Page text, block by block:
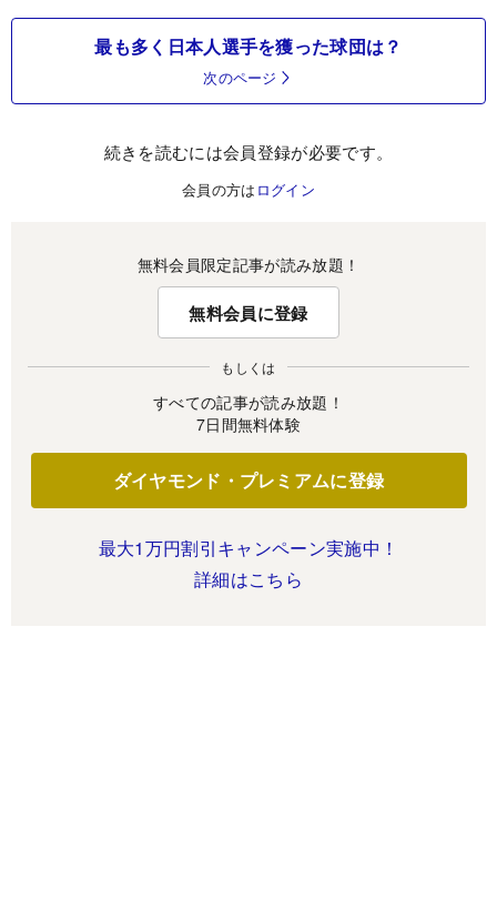
最も多く日本人選手を獲った球団は？
次のページ
続きを読むには会員登録が必要です。
会員の方は ログイン
無料会員限定記事が読み放題！
無料会員に登録
もしくは
すべての記事が読み放題！
7日間無料体験
ダイヤモンド・プレミアムに登録
最大1万円割引キャンペーン実施中！
詳細はこちら